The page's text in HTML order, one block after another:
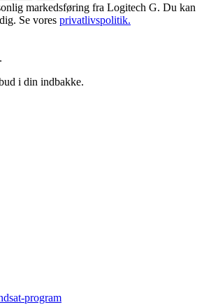
markedsføring fra Logitech G. Du kan
Se vores privatlivspolitik.
i din indbakke.
program